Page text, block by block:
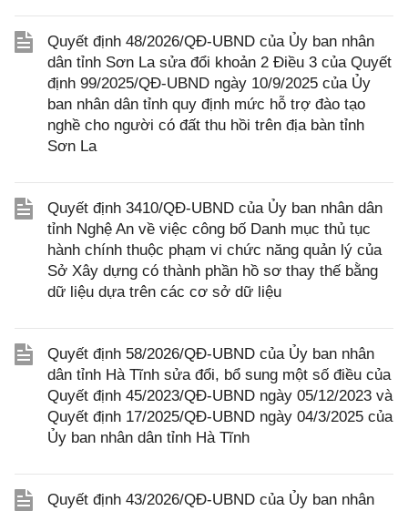
Quyết định 48/2026/QĐ-UBND của Ủy ban nhân
dân tỉnh Sơn La sửa đổi khoản 2 Điều 3 của Quyết
định 99/2025/QĐ-UBND ngày 10/9/2025 của Ủy
ban nhân dân tỉnh quy định mức hỗ trợ đào tạo
nghề cho người có đất thu hồi trên địa bàn tỉnh
Sơn La
Quyết định 3410/QĐ-UBND của Ủy ban nhân dân
tỉnh Nghệ An về việc công bố Danh mục thủ tục
hành chính thuộc phạm vi chức năng quản lý của
Sở Xây dựng có thành phần hồ sơ thay thế bằng
dữ liệu dựa trên các cơ sở dữ liệu
Quyết định 58/2026/QĐ-UBND của Ủy ban nhân
dân tỉnh Hà Tĩnh sửa đổi, bổ sung một số điều của
Quyết định 45/2023/QĐ-UBND ngày 05/12/2023 và
Quyết định 17/2025/QĐ-UBND ngày 04/3/2025 của
Ủy ban nhân dân tỉnh Hà Tĩnh
Quyết định 43/2026/QĐ-UBND của Ủy ban nhân